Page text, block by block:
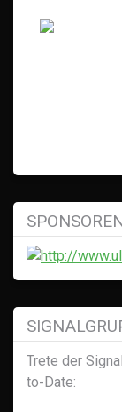
Trete der
to-Date: